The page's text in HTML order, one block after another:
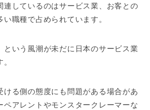
連しているのはサービス業、お客との
職種で占められています。
という風潮が未だに日本のサービス業
ける側の態度にも問題がある場合があ
ペアレントやモンスタークレーマーな